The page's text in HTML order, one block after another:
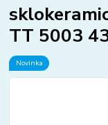
TT 5003
Novinka